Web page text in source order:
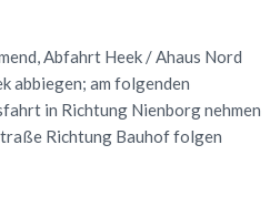
Abfahrt Heek / Ahaus Nord
abbiegen; am folgenden
in Richtung Nienborg nehmen
Richtung Bauhof folgen